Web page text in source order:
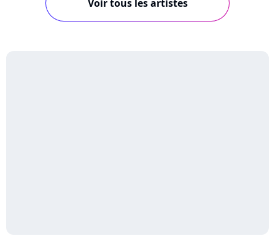
Voir tous les artistes